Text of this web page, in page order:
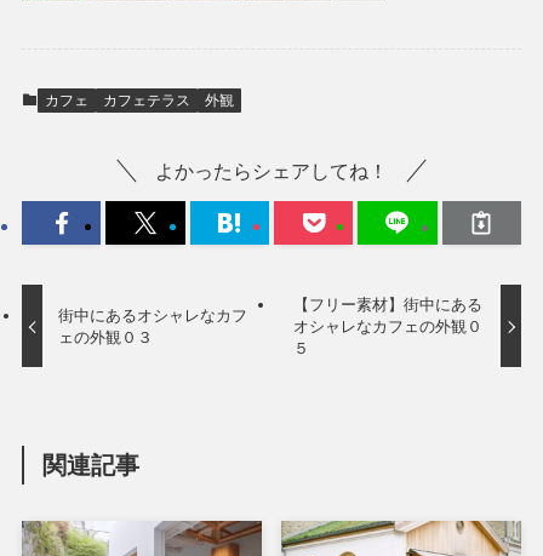
カフェ カフェテラス 外観
よかったらシェアしてね！
街中にあるオシャレなカフ
ェの外観０３
【フリー素材】街中にある
オシャレなカフェの外観０
５
関連記事